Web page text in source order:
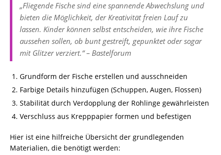
„Fliegende Fische sind eine spannende Abwechslung und
bieten die Möglichkeit, der Kreativität freien Lauf zu
lassen. Kinder können selbst entscheiden, wie ihre Fische
aussehen sollen, ob bunt gestreift, gepunktet oder sogar
mit Glitzer verziert.“ – Bastelforum
Grundform der Fische erstellen und ausschneiden
Farbige Details hinzufügen (Schuppen, Augen, Flossen)
Stabilität durch Verdopplung der Rohlinge gewährleisten
Verschluss aus Krepppapier formen und befestigen
Hier ist eine hilfreiche Übersicht der grundlegenden
Materialien, die benötigt werden: